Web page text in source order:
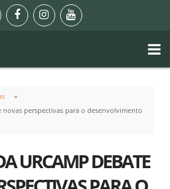
novas perspectivas para o desenvolvimento
URCAMP DEBATE